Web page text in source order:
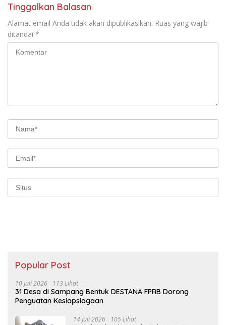
Tinggalkan Balasan
Alamat email Anda tidak akan dipublikasikan. Ruas yang wajib
ditandai *
Popular Post
10 Juli 2026 113 Lihat
31 Desa di Sampang Bentuk DESTANA FPRB Dorong
Penguatan Kesiapsiagaan
14 Juli 2026 105 Lihat